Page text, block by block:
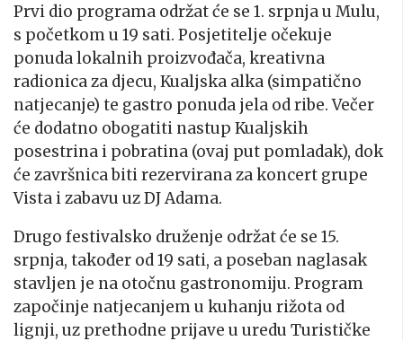
Prvi dio programa održat će se 1. srpnja u Mulu,
s početkom u 19 sati. Posjetitelje očekuje
ponuda lokalnih proizvođača, kreativna
radionica za djecu, Kualjska alka (simpatično
natjecanje) te gastro ponuda jela od ribe. Večer
će dodatno obogatiti nastup Kualjskih
posestrina i pobratina (ovaj put pomladak), dok
će završnica biti rezervirana za koncert grupe
Vista i zabavu uz DJ Adama.
Drugo festivalsko druženje održat će se 15.
srpnja, također od 19 sati, a poseban naglasak
stavljen je na otočnu gastronomiju. Program
započinje natjecanjem u kuhanju rižota od
lignji, uz prethodne prijave u uredu Turističke